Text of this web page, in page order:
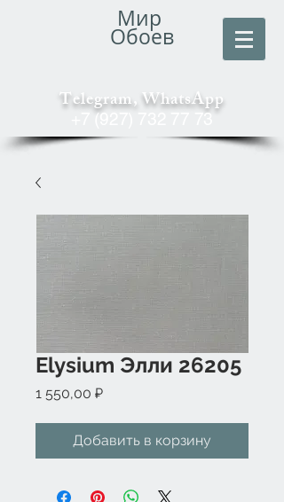
Мир
Обоев
Telegram, WhatsApp
+7 (927) 732 77 73
Elysium Элли 26205
1 550,00 ₽Цена
Добавить в корзину